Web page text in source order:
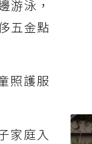
游泳，
五金點
照護服
家庭入